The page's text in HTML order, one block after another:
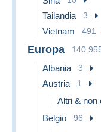
Tailandia 3
Vietnam 491
Europa
Albania 3
Austria 1
Altri & non
Belgio 96